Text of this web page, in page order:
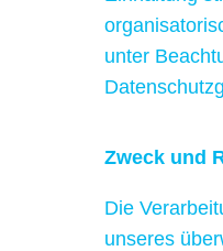
unter
Zweck und
Die
unseres